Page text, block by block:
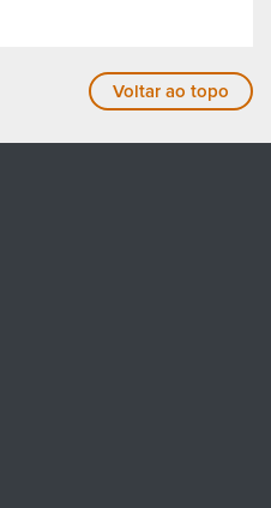
Voltar ao topo